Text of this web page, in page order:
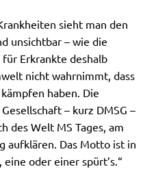
sieht man den
unsichtbar – wie die
Erkrankte deshalb
nicht wahrnimmt, dass
haben. Die
– kurz DMSG –
des Welt MS Tages, am
aufklären. Das Motto ist in
eine oder einer spürt’s.“